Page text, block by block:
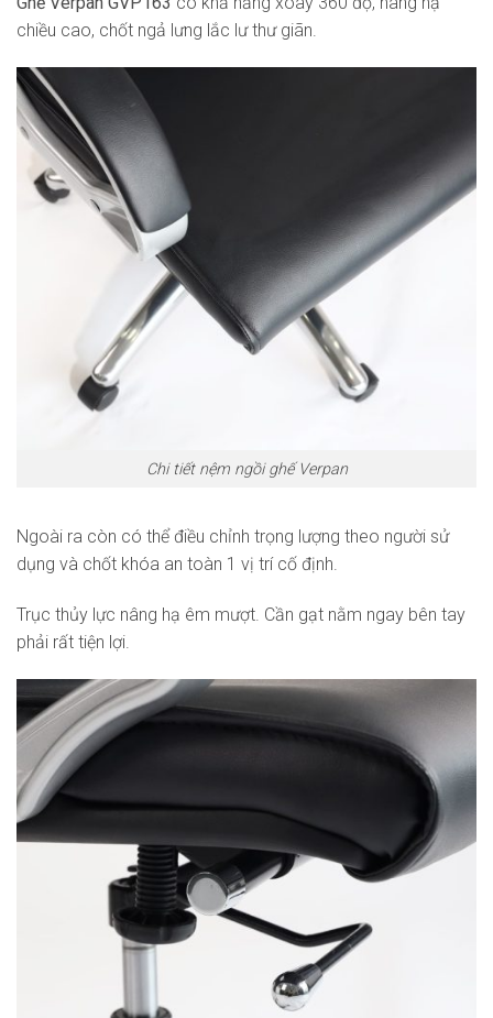
chiều cao, chốt ngả lưng lắc lư thư giãn.
Chi tiết nệm ngồi ghế Verpan
Ngoài ra còn có thể điều chỉnh trọng lượng theo người sử
dụng và chốt khóa an toàn 1 vị trí cố định.
Trục thủy lực nâng hạ êm mượt. Cần gạt nằm ngay bên tay
phải rất tiện lợi.